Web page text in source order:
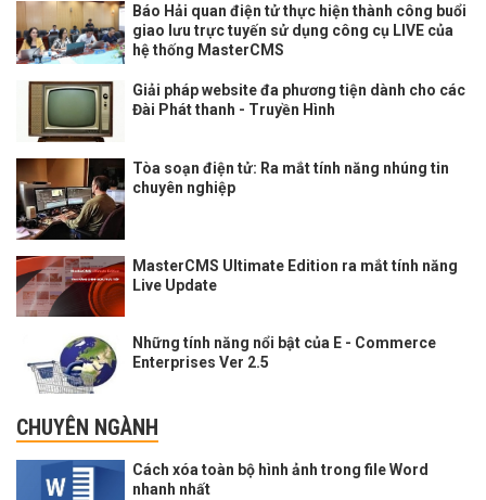
Báo Hải quan điện tử thực hiện thành công buổi
giao lưu trực tuyến sử dụng công cụ LIVE của
hệ thống MasterCMS
Giải pháp website đa phương tiện dành cho các
Đài Phát thanh - Truyền Hình
Tòa soạn điện tử: Ra mắt tính năng nhúng tin
chuyên nghiệp
MasterCMS Ultimate Edition ra mắt tính năng
Live Update
Những tính năng nổi bật của E - Commerce
Enterprises Ver 2.5
CHUYÊN NGÀNH
Cách xóa toàn bộ hình ảnh trong file Word
nhanh nhất